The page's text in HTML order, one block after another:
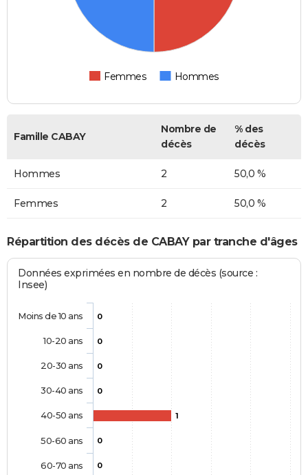
Femmes Hommes
Famille CABAY
Nombre de
décès
% des
décès
Hommes 2 50,0 %
Femmes 2 50,0 %
Répartition des décès de CABAY par tranche d'âges
Données exprimées en nombre de décès (source :
Insee)
0
0
0
0
1
0
0
Moins de 10 ans
10-20 ans
20-30 ans
30-40 ans
40-50 ans
50-60 ans
60-70 ans